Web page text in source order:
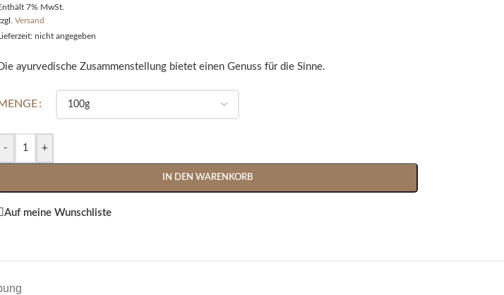
7% MwSt.
Versand
nicht angegeben
ayurvedische Zusammenstellung bietet einen Genuss für die Sinne.
MENGE
- +
IN DEN WARENKORB
Auf meine Wunschliste